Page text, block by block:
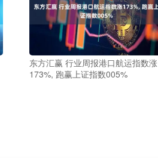
东方汇赢 行业周报港口航运指数涨
173%, 跑赢上证指数005%